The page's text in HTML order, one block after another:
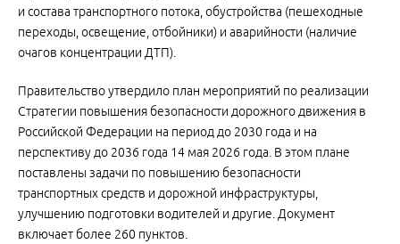
и состава транспортного потока, обустройства (пешеходные
переходы, освещение, отбойники) и аварийности (наличие
очагов концентрации ДТП).
Правительство утвердило план мероприятий по реализации
Стратегии повышения безопасности дорожного движения в
Российской Федерации на период до 2030 года и на
перспективу до 2036 года 14 мая 2026 года. В этом плане
поставлены задачи по повышению безопасности
транспортных средств и дорожной инфраструктуры,
улучшению подготовки водителей и другие. Документ
включает более 260 пунктов.